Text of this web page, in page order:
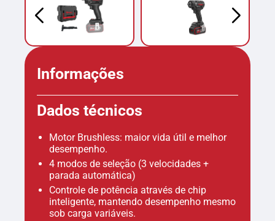
Informações
Dados técnicos
Motor Brushless: maior vida útil e melhor
desempenho.
4 modos de seleção (3 velocidades +
parada automática)
Controle de potência através de chip
inteligente, mantendo desempenho mesmo
sob carga variáveis.